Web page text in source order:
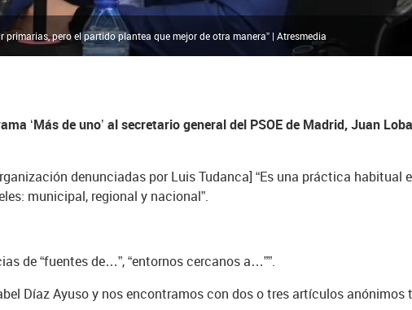
pero el partido plantea que mejor de otra manera” | Atresmedia
‘Más de uno’ al secretario general del PSOE de Madrid, Juan
denunciadas por Luis Tudanca] “Es una práctica habitual
municipal, regional y nacional”.
de “fuentes de…”, “entornos cercanos a…””.
Díaz Ayuso y nos encontramos con dos o tres artículos anónimos